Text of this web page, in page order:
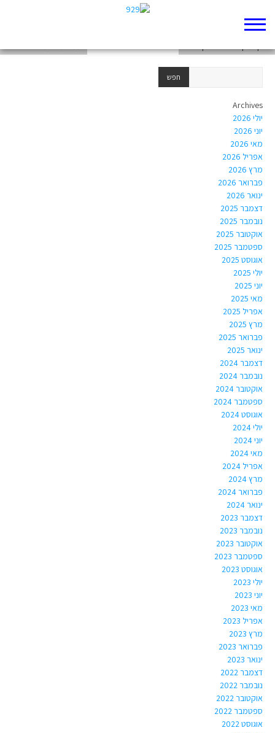
Archives
יולי 2026
יוני 2026
מאי 2026
אפריל 2026
מרץ 2026
פברואר 2026
ינואר 2026
דצמבר 2025
נובמבר 2025
אוקטובר 2025
ספטמבר 2025
אוגוסט 2025
יולי 2025
יוני 2025
מאי 2025
אפריל 2025
מרץ 2025
פברואר 2025
ינואר 2025
דצמבר 2024
נובמבר 2024
אוקטובר 2024
ספטמבר 2024
אוגוסט 2024
יולי 2024
יוני 2024
מאי 2024
אפריל 2024
מרץ 2024
פברואר 2024
ינואר 2024
דצמבר 2023
נובמבר 2023
אוקטובר 2023
ספטמבר 2023
אוגוסט 2023
יולי 2023
יוני 2023
מאי 2023
אפריל 2023
מרץ 2023
פברואר 2023
ינואר 2023
דצמבר 2022
נובמבר 2022
אוקטובר 2022
ספטמבר 2022
אוגוסט 2022